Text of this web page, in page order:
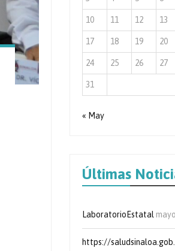
10 11 12 13
17 18 19 20
24 25 26 27
31
« May
Últimas
LaboratorioEstatal
https://